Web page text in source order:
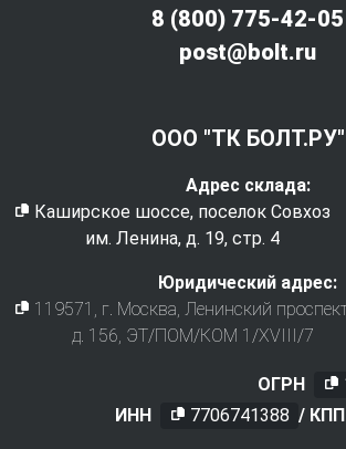
8 (800) 775-42-05
post@bolt.ru
ООО "ТК БОЛТ.РУ"
Адрес склада:
Каширское шоссе, поселок Совхоз
им. Ленина, д. 19, стр. 4
Юридический адрес:
119571
, г. Москва Ленинский
д. 156, ЭТ/ПОМ/КОМ 1/XVIII/7
ОГРН
ИНН
7706741388 / КПП